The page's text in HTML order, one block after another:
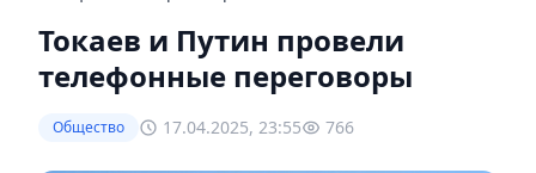
Токаев и Путин провели
телефонные переговоры
Общество 17.04.2025, 23:55 766